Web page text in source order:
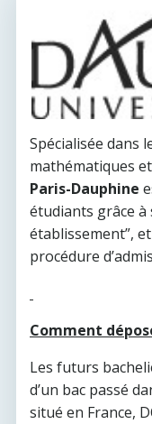
Spécialisée dans
mathématiques
Paris-Dauphine
étudiants grâce à
établissement”,
procédure
Comment
Les futurs
d’un bac passé
situé en France,